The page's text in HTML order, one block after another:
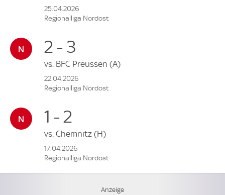
25.04.2026
Regionalliga Nordost
2 - 3
vs. BFC Preussen (A)
22.04.2026
Regionalliga Nordost
1 - 2
vs. Chemnitz (H)
17.04.2026
Regionalliga Nordost